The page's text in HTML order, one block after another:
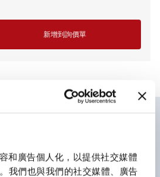
和廣告個人化，以提供社交媒體
我們也與我們的社交媒體、廣告
新增到詢價單
設備的開關和切換，適用範圍廣